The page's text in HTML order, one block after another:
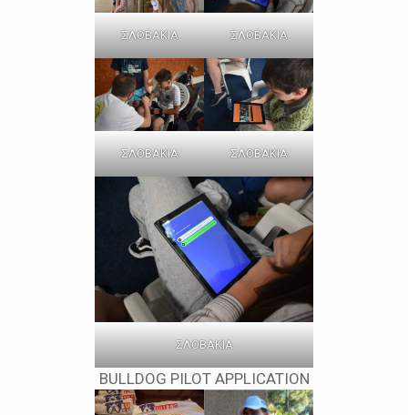
ΣΛΟΒΑΚΙΑ ΣΛΟΒΑΚΙΑ
ΣΛΟΒΑΚΙΑ ΣΛΟΒΑΚΙΑ
ΣΛΟΒΑΚΙΑ
BULLDOG PILOT APPLICATION